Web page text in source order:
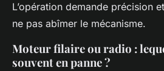
L’opération demande précision
ne pas abîmer le mécanisme.
Moteur filaire ou radio :
souvent en panne ?